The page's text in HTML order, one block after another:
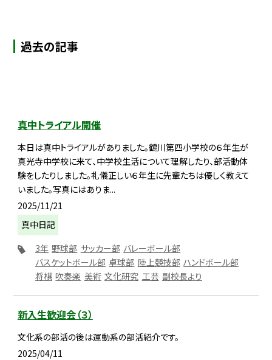
過去の記事
真中トライアル開催
本日は真中トライアルがありました。鶴川第四小学校の６年生が
真光寺中学校に来て、中学校生活について理解したり、部活動体
験をしたりしました。礼儀正しい６年生に先輩たちは優しく教えて
いました。写真にはありま...
2025/11/21
真中日記
3年 野球部 サッカー部 バレーボール部
バスケットボール部 卓球部 陸上競技部 ハンドボール部
将棋 吹奏楽 美術 文化研究 工芸 副校長より
新入生歓迎会（３）
文化系の部活の後は運動系の部活紹介です。
2025/04/11